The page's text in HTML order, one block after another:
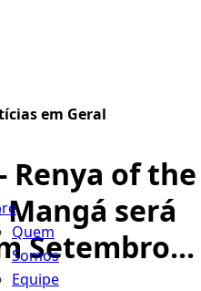
Quem
Somos
Equipe
em Geral
Renya of the
será
Setembro...